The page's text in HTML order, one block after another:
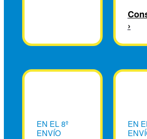
›
EN EL 8º
ENVÍO
EN